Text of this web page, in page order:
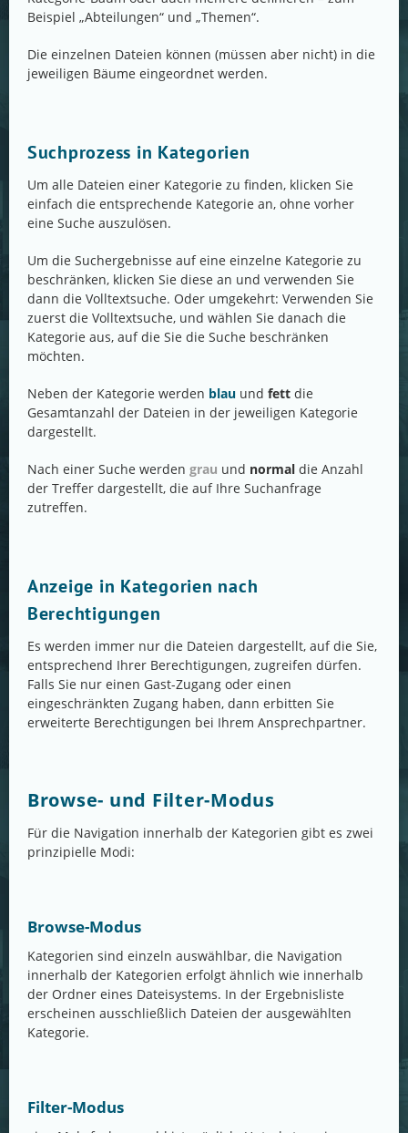
Beispiel „Abteilungen“ und „Themen“.
Die einzelnen Dateien können (müssen aber nicht) in die
jeweiligen Bäume eingeordnet werden.
Suchprozess in Kategorien
Um alle Dateien einer Kategorie zu finden, klicken Sie
einfach die entsprechende Kategorie an, ohne vorher
eine Suche auszulösen.
Um die Suchergebnisse auf eine einzelne Kategorie zu
beschränken, klicken Sie diese an und verwenden Sie
dann die Volltextsuche. Oder umgekehrt: Verwenden Sie
zuerst die Volltextsuche, und wählen Sie danach die
Kategorie aus, auf die Sie die Suche beschränken
möchten.
Neben der Kategorie werden blau und fett die
Gesamtanzahl der Dateien in der jeweiligen Kategorie
dargestellt.
Nach einer Suche werden grau und normal die Anzahl
der Treffer dargestellt, die auf Ihre Suchanfrage
zutreffen.
Anzeige in Kategorien nach
Berechtigungen
Es werden immer nur die Dateien dargestellt, auf die Sie,
entsprechend Ihrer Berechtigungen, zugreifen dürfen.
Falls Sie nur einen Gast-Zugang oder einen
eingeschränkten Zugang haben, dann erbitten Sie
erweiterte Berechtigungen bei Ihrem Ansprechpartner.
Browse- und Filter-Modus
Für die Navigation innerhalb der Kategorien gibt es zwei
prinzipielle Modi:
Browse-Modus
Kategorien sind einzeln auswählbar, die Navigation
innerhalb der Kategorien erfolgt ähnlich wie innerhalb
der Ordner eines Dateisystems. In der Ergebnisliste
erscheinen ausschließlich Dateien der ausgewählten
Kategorie.
Filter-Modus